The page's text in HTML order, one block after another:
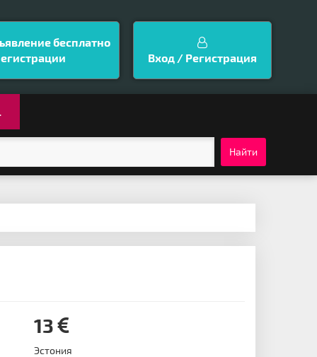
бесплатно
Вход / Регистрация
Найти
13
Эстония